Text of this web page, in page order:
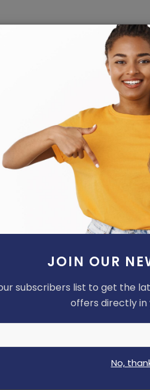
JOIN OUR
subscribers list to get the
offers directly in
No,